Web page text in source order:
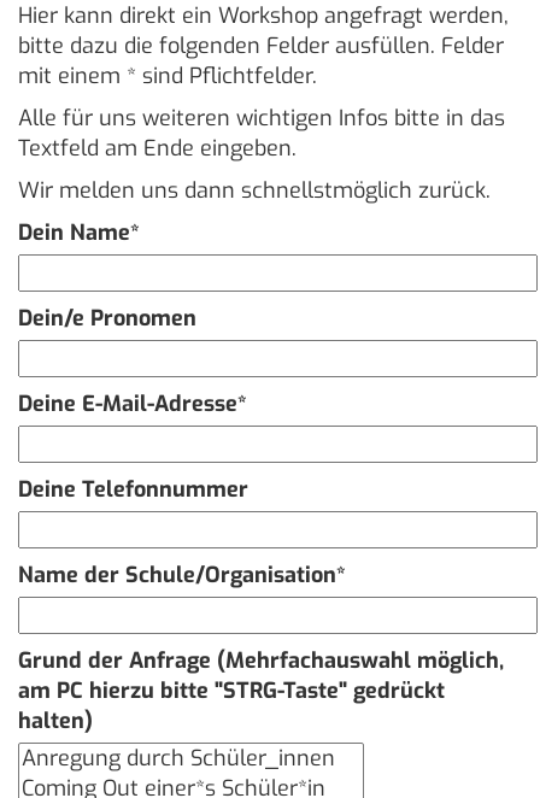
Hier kann direkt ein Workshop angefragt werden,
bitte dazu die folgenden Felder ausfüllen. Felder
mit einem * sind Pflichtfelder.
Alle für uns weiteren wichtigen Infos bitte in das
Textfeld am Ende eingeben.
Wir melden uns dann schnellstmöglich zurück.
Dein Name*
Dein/e Pronomen
Deine E-Mail-Adresse*
Deine Telefonnummer
Name der Schule/Organisation*
Grund der Anfrage (Mehrfachauswahl möglich,
am PC hierzu bitte "STRG-Taste" gedrückt
halten)